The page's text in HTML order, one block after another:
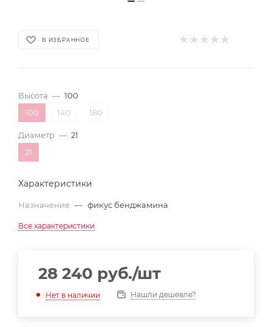
В ИЗБРАННОЕ
Высота — 100
100
140 180
Диаметр — 21
21
Характеристики
Назначение — фикус бенджамина
Все характеристики
28 240 руб./шт
Нет в наличии Нашли дешевле?